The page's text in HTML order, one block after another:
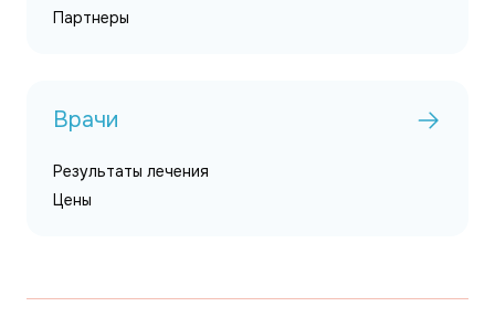
Партнеры
Врачи
Результаты лечения
Цены